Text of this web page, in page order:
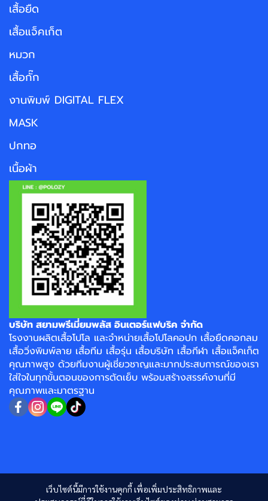
เว็บไซต์นี้มีการใช้งานคุกกี้ เพื่อเพิ่มประสิทธิภาพและ
เสื้อยืด
เสื้อแจ็คเก็ต
หมวก
เสื้อกั๊ก
งานพิมพ์ DIGITAL FLEX
MASK
ปกทอ
เนื้อผ้า
บริษัท สยามพรีเมี่ยมพลัส อินเตอร์แฟบริค จำกัด
โรงงานผลิตเสื้อโปโล และจำหน่ายเสื้อโปโลคอปก เสื้อยืดคอกลม
เสื้อวิ่งพิมพ์ลาย เสื้อทีม เสื้อรุ่น เสื้อบริษัท เสื้อกีฬา เสื้อแจ็คเก็ต
คุณภาพสูง ด้วยทีมงานผู้เชี่ยวชาญและมากประสบการณ์ของเรา
ใส่ใจในทุกขั้นตอนของการตัดเย็บ พร้อมสร้างสรรค์งานที่มี
คุณภาพและมาตรฐาน